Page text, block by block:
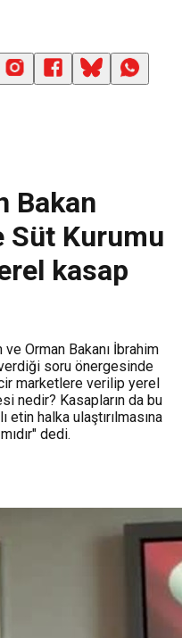
Bakan
Süt Kurumu
kasap
Orman Bakanı İbrahim
verdiği soru önergesinde
marketlere verilip yerel
nedir? Kasapların da bu
halka ulaştırılmasına
dedi.